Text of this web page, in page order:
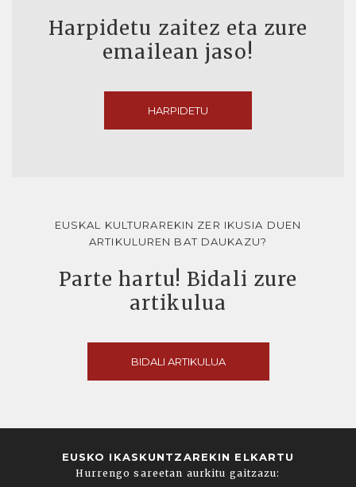
Harpidetu zaitez eta zure
emailean jaso!
HARPIDETU
EUSKAL KULTURAREKIN ZER IKUSIA DUEN
ARTIKULUREN BAT DAUKAZU?
Parte hartu! Bidali zure
artikulua
BIDALI ARTIKULUA
EUSKO IKASKUNTZAREKIN ELKARTU
Hurrengo sareetan aurkitu gaitzazu: